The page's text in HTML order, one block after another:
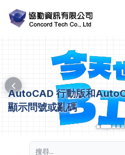
AutoCAD 行動版和
顯示問號或亂碼